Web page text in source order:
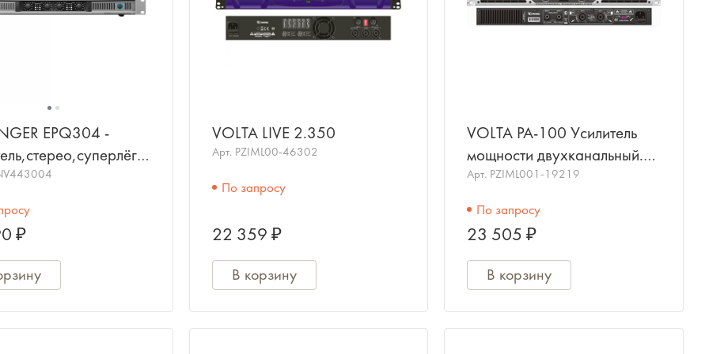
EPQ304 -
4 Ом, 4 х 50
₽
VOLTA LIVE 2.350
Арт. PZIML00-46302
По запросу
22 359 ₽
В корзину
VOLTA PA-100 Усилитель
мощности двухканальный.
Мощность (8/4 Ом) - 2х70
Арт. PZIML001-19219
По запросу
23 505 ₽
В корзину